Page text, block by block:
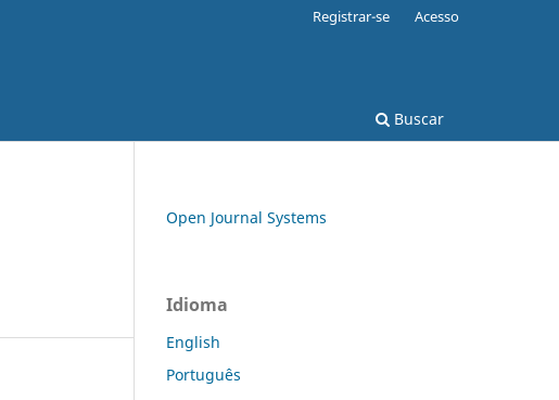
Buscar
Registrar-se Acesso
Open Journal Systems
Idioma
English
Português